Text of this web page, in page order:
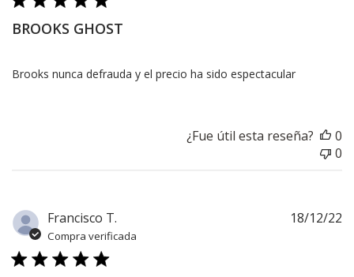
BROOKS GHOST
Brooks nunca defrauda y el precio ha sido espectacular
¿Fue útil esta reseña?
0
0
Francisco T.
Compra verificada
18/12/22